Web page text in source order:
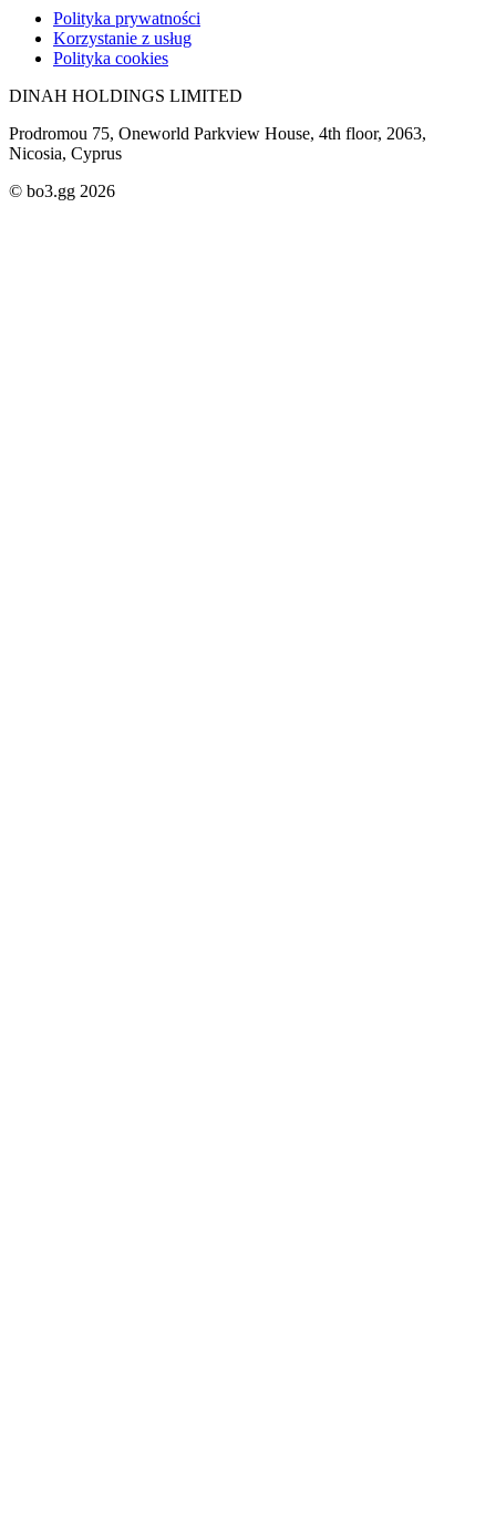
Polityka prywatności
Korzystanie z usług
Polityka cookies
DINAH HOLDINGS LIMITED
Prodromou 75, Oneworld Parkview House, 4th floor, 2063,
Nicosia, Cyprus
© bo3.gg 2026